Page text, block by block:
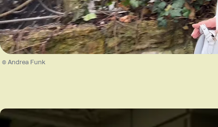
Unmute /
© Andrea Funk